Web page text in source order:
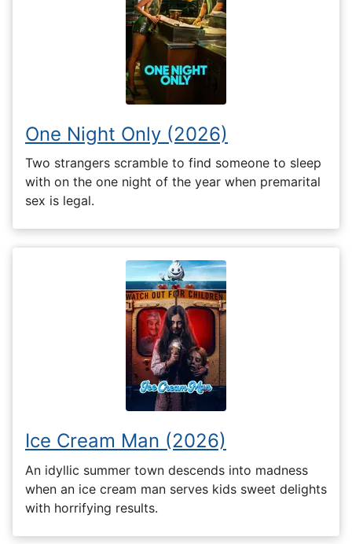
One Night Only (2026)
Two strangers scramble to find someone to sleep
with on the one night of the year when premarital
sex is legal.
Ice Cream Man (2026)
An idyllic summer town descends into madness
when an ice cream man serves kids sweet delights
with horrifying results.